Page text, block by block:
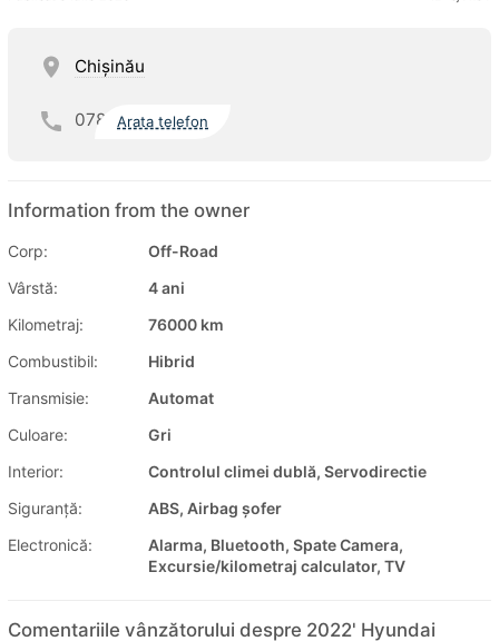
Chişinău
078 Arata telefon
Information from the owner
Corp:
Off-Road
Vârstă:
4 ani
Kilometraj:
76000 km
Combustibil:
Hibrid
Transmisie:
Automat
Culoare:
Gri
Interior:
Controlul climei dublă, Servodirectie
Siguranţă:
ABS, Airbag șofer
Electronică:
Alarma, Bluetooth, Spate Camera,
Excursie/kilometraj calculator, TV
Comentariile vânzătorului despre 2022' Hyundai